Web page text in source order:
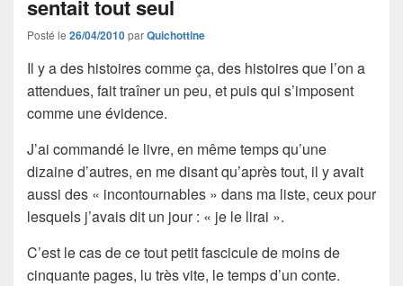
sentait tout seul
Posté le 26/04/2010parQuichottine
Il y a des histoires comme ça, des histoires que l’on a
attendues, fait traîner un peu, et puis qui s’imposent
comme une évidence.
J’ai commandé le livre, en même temps qu’une
dizaine d’autres, en me disant qu’après tout, il y avait
aussi des « incontournables » dans ma liste, ceux pour
lesquels j’avais dit un jour : « je le lirai ».
C’est le cas de ce tout petit fascicule de moins de
cinquante pages, lu très vite, le temps d’un conte.